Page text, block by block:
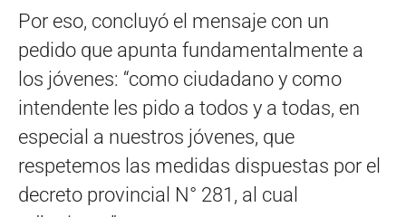
Por eso, concluyó el mensaje con un
pedido que apunta fundamentalmente a
los jóvenes: “como ciudadano y como
intendente les pido a todos y a todas, en
especial a nuestros jóvenes, que
respetemos las medidas dispuestas por el
decreto provincial N° 281, al cual